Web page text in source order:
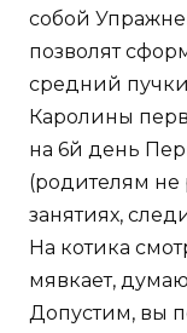
собой
позволят
средний
Каролины
на 6й день
(родителям не
занятиях,
На котика
мявкает,
Допустим, вы